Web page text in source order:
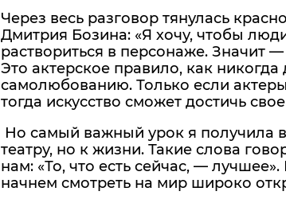
Через весь разговор тянулась
Дмитрия Бозина: «Я хочу, чтобы
раствориться в персонаже. Значит
Это актерское правило, как
самолюбованию. Только если
тогда искусство сможет достичь
Но самый важный урок я получила
театру, но к жизни. Такие слова
нам: «То, что есть сейчас, —
начнем смотреть на мир широко